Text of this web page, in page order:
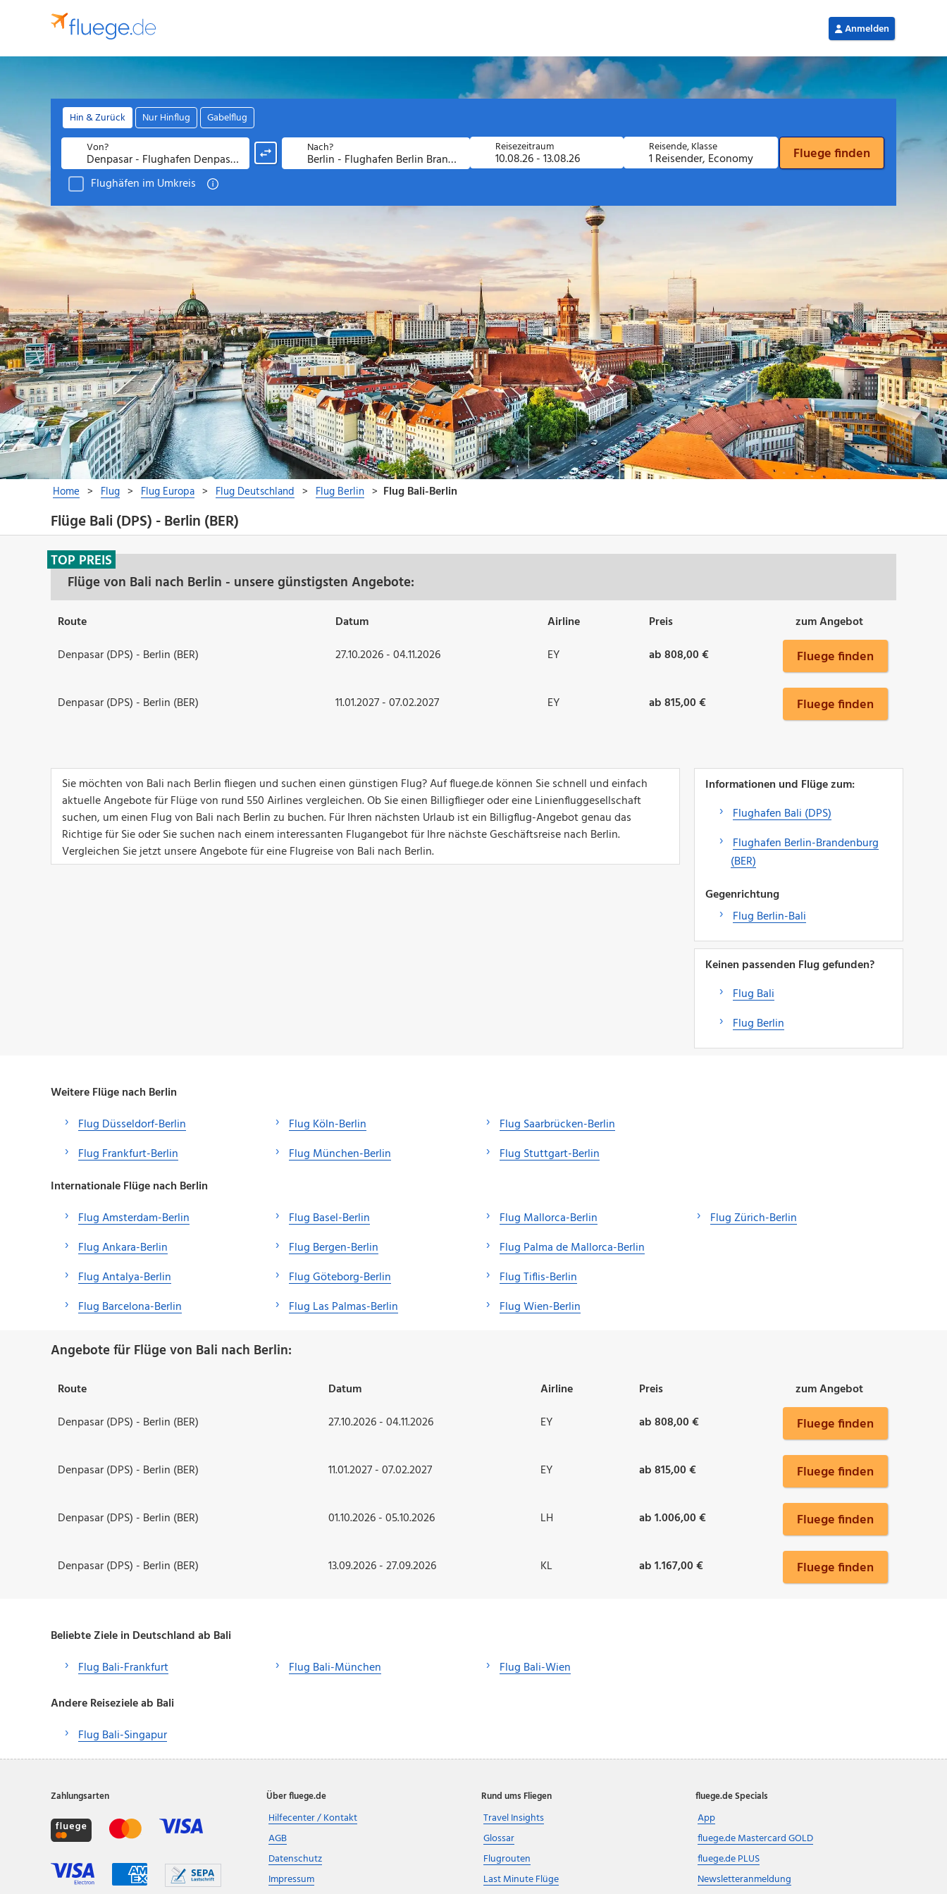
Flüge Bali (DPS) - Berlin (BER)
Flüge von Bali nach Berlin - unsere günstigsten Angebote:
TOP PREIS
Route Datum Airline Preis
zum Angebot
Denpasar (DPS) - Berlin (BER)
27.10.2026 - 04.11.2026 EY ab 808,00 € Fluege finden
Denpasar (DPS) - Berlin (BER) 11.01.2027 - 07.02.2027 EY ab 815,00 € Fluege finden
Sie möchten von Bali nach Berlin fliegen und suchen einen günstigen Flug? Auf fluege.de können Sie schnell und einfach
aktuelle Angebote für Flüge von rund 550 Airlines vergleichen. Ob Sie einen Billigflieger oder eine Linienfluggesellschaft
suchen, um einen Flug von Bali nach Berlin zu buchen. Für Ihren nächsten Urlaub ist ein Billigflug-Angebot genau das
Richtige für Sie oder Sie suchen nach einem interessanten Flugangebot für Ihre nächste Geschäftsreise nach Berlin.
Vergleichen Sie jetzt unsere Angebote für eine Flugreise von Bali nach Berlin.
Informationen und Flüge zum:
Flughafen Bali (DPS)
Flughafen Berlin-Brandenburg
(BER)
Gegenrichtung
Flug Berlin-Bali
Keinen passenden Flug gefunden?
Flug Bali
Flug Berlin
Weitere Flüge nach Berlin
Flug Düsseldorf-Berlin
Flug Frankfurt-Berlin
Flug Köln-Berlin
Flug München-Berlin
Flug Saarbrücken-Berlin
Flug Stuttgart-Berlin
Internationale Flüge nach Berlin
Flug Amsterdam-Berlin
Flug Ankara-Berlin
Flug Antalya-Berlin
Flug Barcelona-Berlin
Flug Basel-Berlin
Flug Bergen-Berlin
Flug Göteborg-Berlin
Flug Las Palmas-Berlin
Flug Mallorca-Berlin
Flug Palma de Mallorca-Berlin
Flug Tiflis-Berlin
Flug Wien-Berlin
Flug Zürich-Berlin
Angebote für Flüge von Bali nach Berlin:
Route Datum Airline Preis
zum Angebot
Denpasar (DPS) - Berlin (BER)
27.10.2026 - 04.11.2026 EY ab 808,00 € Fluege finden
Denpasar (DPS) - Berlin (BER) 11.01.2027 - 07.02.2027 EY ab 815,00 € Fluege finden
Denpasar (DPS) - Berlin (BER) 01.10.2026 - 05.10.2026 LH ab 1.006,00 € Fluege finden
Denpasar (DPS) - Berlin (BER) 13.09.2026 - 27.09.2026 KL ab 1.167,00 € Fluege finden
Beliebte Ziele in Deutschland ab Bali
Flug Bali-Frankfurt
Flug Bali-München
Flug Bali-Wien
Andere Reiseziele ab Bali
Flug Bali-Singapur